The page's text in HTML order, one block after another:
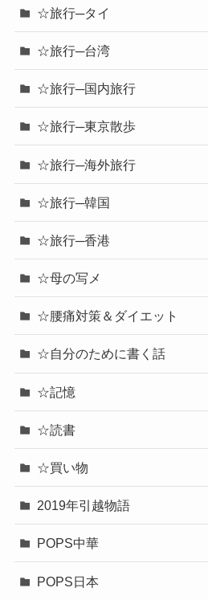
☆旅行─タイ
☆旅行─台湾
☆旅行─国内旅行
☆旅行─東京散歩
☆旅行─海外旅行
☆旅行─韓国
☆旅行─香港
☆母の写メ
☆腰痛対策＆ダイエット
☆自分のために書く話
☆記憶
☆読書
☆買い物
2019年引越物語
POPS中華
POPS日本